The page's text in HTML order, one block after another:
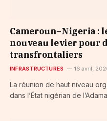
Cameroun–Nigeria :
nouveau levier pour
transfrontaliers
INFRASTRUCTURES 16 avril,
La réunion de haut niveau
dans l’État nigérian de